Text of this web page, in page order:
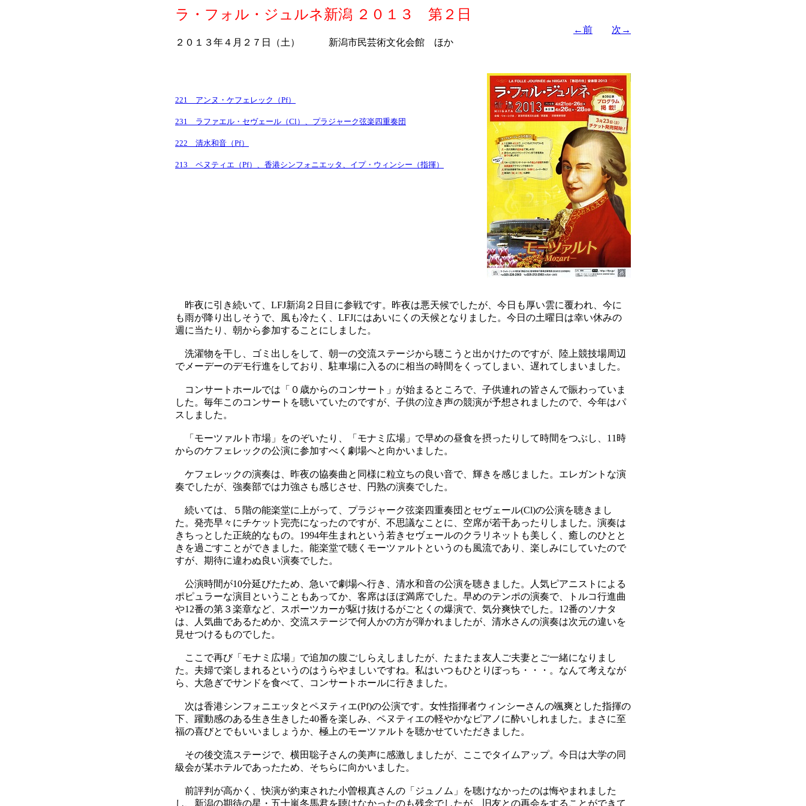
ラ・フォル・ジュルネ新潟 ２０１３ 第２日
←前
次→
２０１３年４月２７日（土） 新潟市民芸術文化会館 ほか
221 アンヌ・ケフェレック（Pf）
231 ラファエル・セヴェール（Cl）、プラジャーク弦楽四重奏団
222 清水和音（Pf）
213 ペヌティエ（Pf）、香港シンフォニエッタ、イプ・ウィンシー（指揮）
昨夜に引き続いて、LFJ新潟２日目に参戦です。昨夜は悪天候でしたが、今日も厚い雲に覆われ、今に
も雨が降り出しそうで、風も冷たく、LFJにはあいにくの天候となりました。今日の土曜日は幸い休みの
週に当たり、朝から参加することにしました。
洗濯物を干し、ゴミ出しをして、朝一の交流ステージから聴こうと出かけたのですが、陸上競技場周辺
でメーデーのデモ行進をしており、駐車場に入るのに相当の時間をくってしまい、遅れてしまいました。
コンサートホールでは「０歳からのコンサート」が始まるところで、子供連れの皆さんで賑わっていま
した。毎年このコンサートを聴いていたのですが、子供の泣き声の競演が予想されましたので、今年はパ
スしました。
「モーツァルト市場」をのぞいたり、「モナミ広場」で早めの昼食を摂ったりして時間をつぶし、11時
からのケフェレックの公演に参加すべく劇場へと向かいました。
ケフェレックの演奏は、昨夜の協奏曲と同様に粒立ちの良い音で、輝きを感じました。エレガントな演
奏でしたが、強奏部では力強さも感じさせ、円熟の演奏でした。
続いては、５階の能楽堂に上がって、プラジャーク弦楽四重奏団とセヴェール(Cl)の公演を聴きまし
た。発売早々にチケット完売になったのですが、不思議なことに、空席が若干あったりしました。演奏は
きちっとした正統的なもの。1994年生まれという若きセヴェールのクラリネットも美しく、癒しのひとと
きを過ごすことができました。能楽堂で聴くモーツァルトというのも風流であり、楽しみにしていたので
すが、期待に違わぬ良い演奏でした。
公演時間が10分延びたため、急いで劇場へ行き、清水和音の公演を聴きました。人気ピアニストによる
ポピュラーな演目ということもあってか、客席はほぼ満席でした。早めのテンポの演奏で、トルコ行進曲
や12番の第３楽章など、スポーツカーが駆け抜けるがごとくの爆演で、気分爽快でした。12番のソナタ
は、人気曲であるためか、交流ステージで何人かの方が弾かれましたが、清水さんの演奏は次元の違いを
見せつけるものでした。
ここで再び「モナミ広場」で追加の腹ごしらえしましたが、たまたま友人ご夫妻とご一緒になりまし
た。夫婦で楽しまれるというのはうらやましいですね。私はいつもひとりぼっち・・・。なんて考えなが
ら、大急ぎでサンドを食べて、コンサートホールに行きました。
次は香港シンフォニエッタとペヌティエ(Pf)の公演です。女性指揮者ウィンシーさんの颯爽とした指揮の
下、躍動感のある生き生きした40番を楽しみ、ペヌティエの軽やかなピアノに酔いしれました。まさに至
福の喜びとでもいいましょうか、極上のモーツァルトを聴かせていただきました。
その後交流ステージで、横田聡子さんの美声に感激しましたが、ここでタイムアップ。今日は大学の同
級会が某ホテルであったため、そちらに向かいました。
前評判が高かく、快演が約束された小曽根真さんの「ジュノム」を聴けなかったのは悔やまれました
し、新潟の期待の星・五十嵐冬馬君を聴けなかったのも残念でしたが、旧友との再会をすることができて